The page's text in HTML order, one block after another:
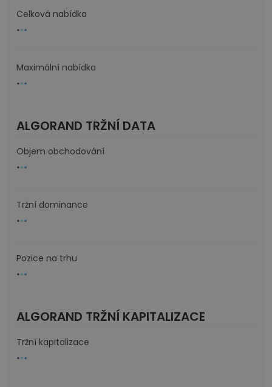
Celková nabídka
Maximální nabídka
ALGORAND TRŽNÍ DATA
Objem obchodování
Tržní dominance
Pozice na trhu
ALGORAND TRŽNÍ KAPITALIZACE
Tržní kapitalizace